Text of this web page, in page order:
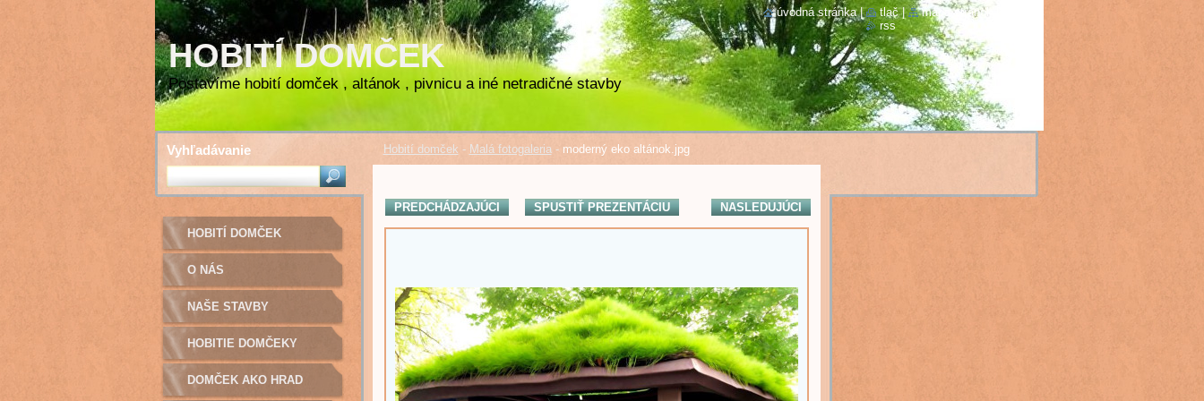
HOBITÍ DOMČEK
Postavíme hobití domček , altánok , pivnicu a iné netradičné stavby
Hobití domček - Malá fotogaleria - moderný eko altánok.jpg
PREDCHÁDZAJÚCI SPUSTIŤ PREZENTÁCIU
NASLEDUJÚCI
HOBITÍ DOMČEK
O NÁS
NAŠE STAVBY
HOBITIE DOMČEKY
DOMČEK AKO HRAD
Vyhľadávanie
úvodná stránka | tlač | mapa stránok
rss